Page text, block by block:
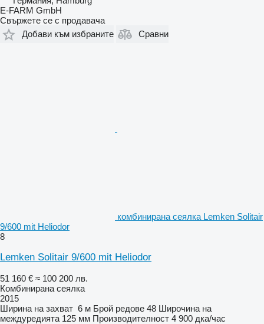
E-FARM GmbH
Свържете се с продавача
Добави към избраните
Сравни
комбинирана сеялка Lemken Solitair
9/600 mit Heliodor
8
Lemken Solitair 9/600 mit Heliodor
51 160 € ≈ 100 200 лв.
Комбинирана сеялка
2015
Ширина на захват 6 м Брой редове 48 Широчина на
междуредията 125 мм Производителност 4 900 дка/час